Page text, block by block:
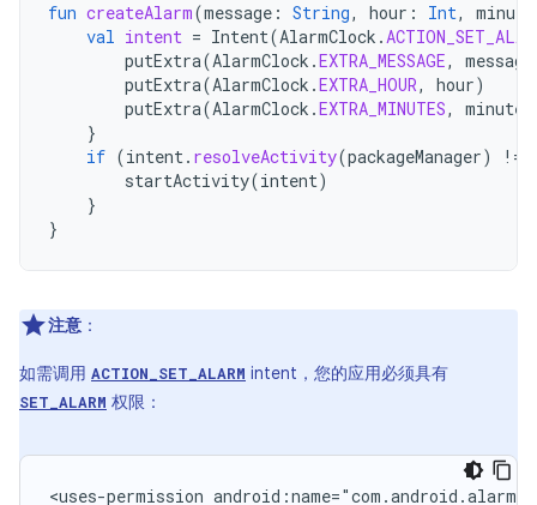
fun createAlarm(message : String, hour : Int,
val intent = Intent(AlarmClock .
putExtra(AlarmClock .EXTRA_MESSAGE, message
putExtra(AlarmClock .EXTRA_HOUR, hour)
putExtra(AlarmClock .EXTRA_MINUTES, minutes
}
if (intent. resolveActivity(packageManager) !=
startActivity(intent)
}
}
注意 ：
如需调用 ACTION_SET_ALARM intent，您的应用必须具有
SET_ALARM 权限：
<uses-permission